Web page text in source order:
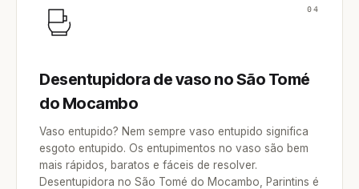
04
Desentupidora de vaso no São Tomé
do Mocambo
Vaso entupido? Nem sempre vaso entupido significa
esgoto entupido. Os entupimentos no vaso são bem
mais rápidos, baratos e fáceis de resolver.
Desentupidora no São Tomé do Mocambo, Parintins é